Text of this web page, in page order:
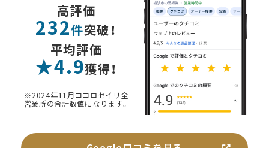
高評価
232件突破！
平均評価
★4.9獲得！
※2024年11月ココロセイリ全
営業所の合計数値になります。